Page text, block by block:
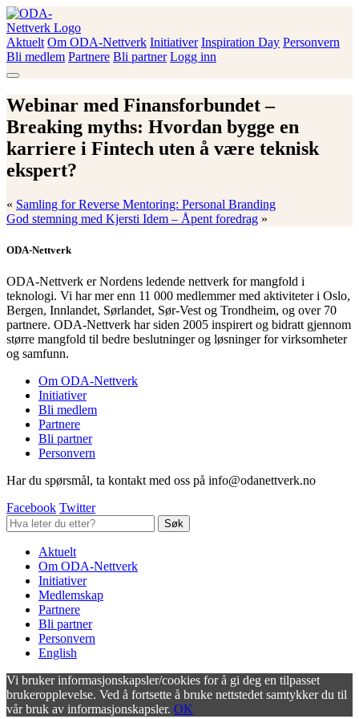
Skip
to
content
ODA-Nettverk
Aktuelt Om ODA-Nettverk Initiativer Inspiration Day Personvern
Bli medlem Partnere Bli partner Logg inn
Webinar med Finansforbundet –
Breaking myths: Hvordan bygge en
karriere i Fintech uten å være teknisk
ekspert?
« Samling for Reverse Mentoring: Personal Branding
God stemning med Kjersti Idem – Åpent foredrag »
ODA-Nettverk
ODA-Nettverk er Nordens ledende nettverk for mangfold i
teknologi. Vi har mer enn 11 000 medlemmer med aktiviteter i Oslo,
Bergen, Innlandet, Sørlandet, Sør-Vest og Trondheim, og over 70
partnere. ODA-Nettverk har siden 2005 inspirert og bidratt gjennom
større mangfold til bedre beslutninger og løsninger for virksomheter
og samfunn.
Om ODA-Nettverk
Initiativer
Bli medlem
Partnere
Bli partner
Personvern
Har du spørsmål, ta kontakt med oss på info@odanettverk.no
Facebook Twitter
Aktuelt
Om ODA-Nettverk
Initiativer
Medlemskap
Partnere
Bli partner
Personvern
English
Vi bruker informasjonskapsler/cookies for å gi deg en tilpasset
brukeropplevelse. Ved å fortsette å bruke nettstedet samtykker du til
vår bruk av informasjonskapsler. OK